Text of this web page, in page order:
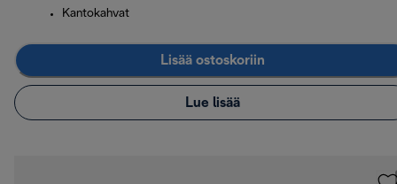
Kantokahvat
Lisää ostoskoriin
Lue lisää